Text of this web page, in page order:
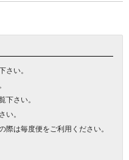
さい。
下さい。
い。
は毎度便をご利用ください。